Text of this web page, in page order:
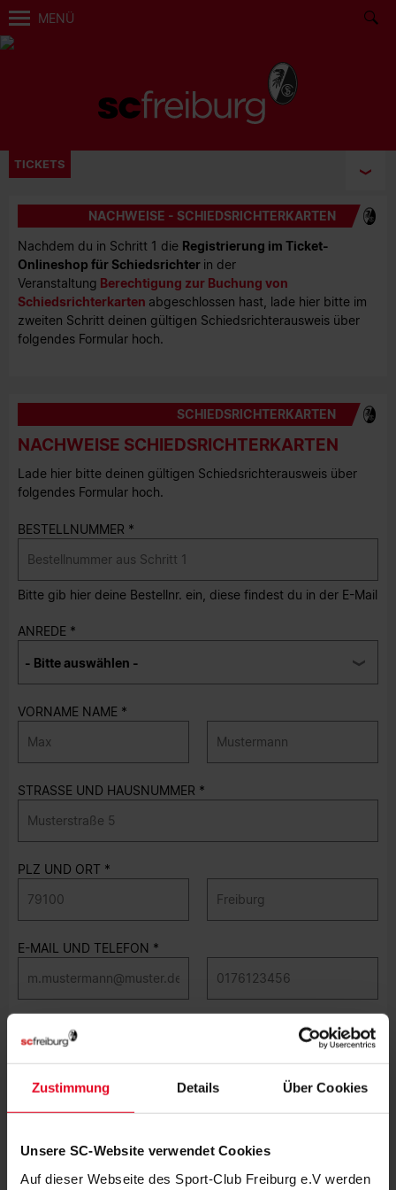
Zustimmung Details Über Cookies
Unsere SC-Website verwendet Cookies
Auf dieser Webseite des Sport-Club Freiburg e.V werden
MENÜ
TICKETS
NACHWEISE - SCHIEDSRICHTERKARTEN
Nachdem du in Schritt 1 die Registrierung im Ticket-
Onlineshop für Schiedsrichter in der
Veranstaltung Berechtigung zur Buchung von
Schiedsrichterkarten abgeschlossen hast, lade hier bitte im
zweiten Schritt deinen gültigen Schiedsrichterausweis über
folgendes Formular hoch.
SCHIEDSRICHTERKARTEN
NACHWEISE SCHIEDSRICHTERKARTEN
Lade hier bitte deinen gültigen Schiedsrichterausweis über
folgendes Formular hoch.
BESTELLNUMMER
Bitte gib hier deine Bestellnr. ein, diese findest du in der E-Mail
ANREDE
VORNAME NAME
STRASSE UND HAUSNUMMER
PLZ UND ORT
E-MAIL UND TELEFON
Schiedsrichterausweis
Folgende Dateiformate zum Upload stehen zur Verfügung.
JPG, PNG, BMP oder PDF
PDF